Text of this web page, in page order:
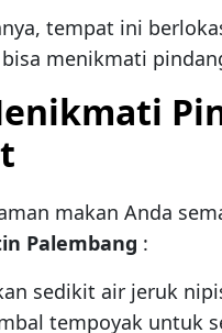
tempat ini
menikmati
makan Anda
Palembang :
sedikit air jeruk
tempoyak untuk